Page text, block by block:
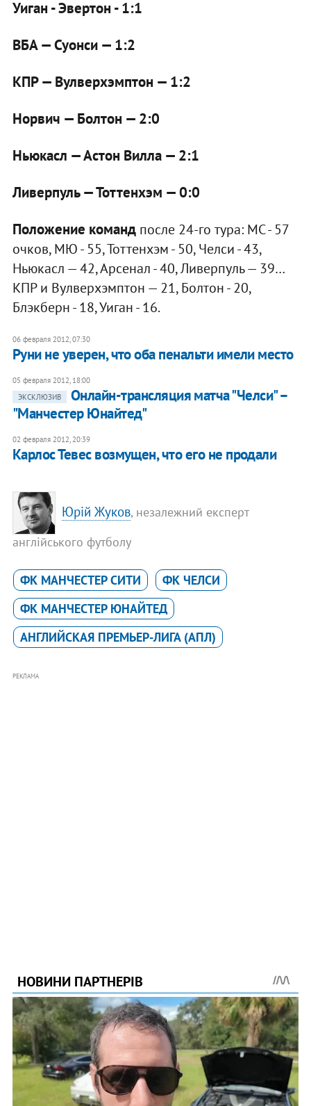
Уиган - Эвертон - 1:1
ВБА — Суонси — 1:2
КПР — Вулверхэмптон — 1:2
Норвич — Болтон — 2:0
Ньюкасл — Астон Вилла — 2:1
Ливерпуль — Тоттенхэм — 0:0
Положение командпосле 24-го тура: МС - 57
очков, МЮ - 55, Тоттенхэм - 50, Челси - 43,
Ньюкасл — 42, Арсенал - 40, Ливерпуль — 39…
КПР и Вулверхэмптон — 21, Болтон - 20,
Блэкберн - 18, Уиган - 16.
06 февраля 2012, 07:30
Руни не уверен, что оба пенальти имели место
05 февраля 2012, 18:00
ЭКСКЛЮЗИВ
Онлайн-трансляция матча "Челси" –
"Манчестер Юнайтед"
02 февраля 2012, 20:39
Карлос Тевес возмущен, что его не продали
Юрій Жуков, незалежний експерт
англійського футболу
ФК МАНЧЕСТЕР СИТИ
ФК ЧЕЛСИ
ФК МАНЧЕСТЕР ЮНАЙТЕД
АНГЛИЙСКАЯ ПРЕМЬЕР-ЛИГА (АПЛ)
РЕКЛАМА